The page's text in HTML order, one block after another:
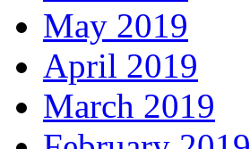
May 2019
April 2019
March 2019